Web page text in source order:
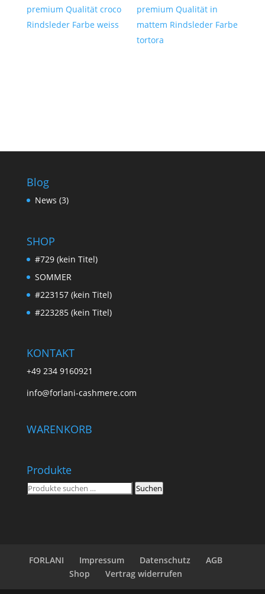
premium Qualität croco
Rindsleder Farbe weiss
premium Qualität in
mattem Rindsleder Farbe
tortora
Blog
News (3)
SHOP
#729 (kein Titel)
SOMMER
#223157 (kein Titel)
#223285 (kein Titel)
KONTAKT
+49 234 9160921
info@forlani-cashmere.com
WARENKORB
Produkte
Suchen
Suchen
FORLANI Impressum Datenschutz
AGB
Shop
Vertrag widerrufen